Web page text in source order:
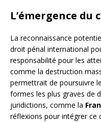
L’émergence du
La reconnaissance
droit pénal international
responsabilité pour les
comme la destruction
permettrait de poursuivre
formes les plus graves de
juridictions, comme la
réflexions pour intégrer ce